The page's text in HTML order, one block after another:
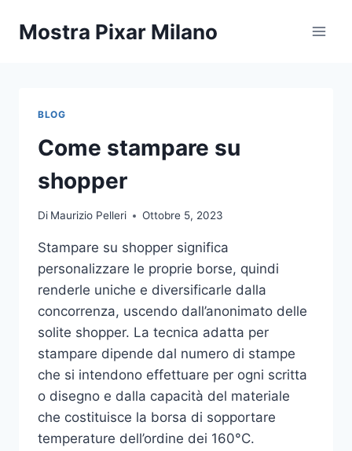
Mostra Pixar Milano
BLOG
Come stampare su
shopper
Di Maurizio Pelleri Ottobre 5, 2023
Stampare su shopper significa
personalizzare le proprie borse, quindi
renderle uniche e diversificarle dalla
concorrenza, uscendo dall’anonimato delle
solite shopper. La tecnica adatta per
stampare dipende dal numero di stampe
che si intendono effettuare per ogni scritta
o disegno e dalla capacità del materiale
che costituisce la borsa di sopportare
temperature dell’ordine dei 160°C.